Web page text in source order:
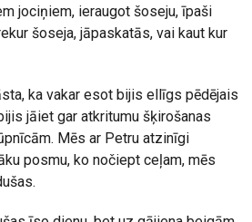
jociņiem, ieraugot šoseju, īpaši
šoseja, jāpaskatās, vai kaut kur
ka vakar esot bijis ellīgs pēdējais
jāiet gar atkritumu šķirošanas
Mēs ar Petru atzinīgi
posmu, ko nočiept ceļam, mēs